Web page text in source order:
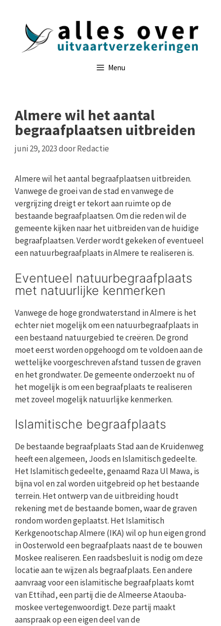
Menu
Almere wil het aantal
begraafplaatsen uitbreiden
juni 29, 2023doorRedactie
Almere wil het aantal begraafplaatsen uitbreiden.
Vanwege de groei van de stad en vanwege de
vergrijzing dreigt er tekort aan ruimte op de
bestaande begraafplaatsen. Om die reden wil de
gemeente kijken naar het uitbreiden van de huidige
begraafplaatsen. Verder wordt gekeken of eventueel
een natuurbegraafplaats in Almere te realiseren is.
Eventueel natuurbegraafplaats
met natuurlijke kenmerken
Vanwege de hoge grondwaterstand in Almere is het
echter niet mogelijk om een natuurbegraafplaats in
een bestaand natuurgebied te creëren. De grond
moet eerst worden opgehoogd om te voldoen aan de
wettelijke voorgeschreven afstand tussen de graven
en het grondwater. De gemeente onderzoekt nu of
het mogelijk is om een begraafplaats te realiseren
met zoveel mogelijk natuurlijke kenmerken.
Islamitische begraafplaats
De bestaande begraafplaats Stad aan de Kruidenweg
heeft een algemeen, Joods en Islamitisch gedeelte.
Het Islamitisch gedeelte, genaamd Raza Ul Mawa, is
bijna vol en zal worden uitgebreid op het bestaande
terrein. Het ontwerp van de uitbreiding houdt
rekening met de bestaande bomen, waar de graven
rondom worden geplaatst. Het Islamitisch
Kerkgenootschap Almere (IKA) wil op hun eigen grond
in Oosterwold een begraafplaats naast de te bouwen
Moskee realiseren. Een raadsbesluit is nodig om deze
locatie aan te wijzen als begraafplaats. Een andere
aanvraag voor een islamitische begraafplaats komt
van Ettihad, een partij die de Almeerse Ataouba-
moskee vertegenwoordigt. Deze partij maakt
aanspraak op een eigen deel van de